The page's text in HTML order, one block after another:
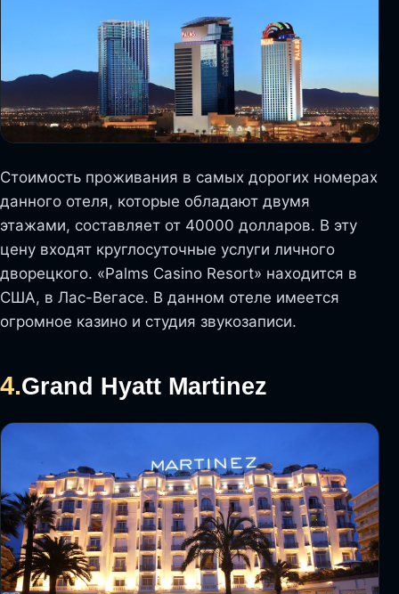
Стоимость проживания в самых дорогих номерах
данного отеля, которые обладают двумя
этажами, составляет от 40000 долларов. В эту
цену входят круглосуточные услуги личного
дворецкого. «Palms Casino Resort» находится в
США, в Лас-Вегасе. В данном отеле имеется
огромное казино и студия звукозаписи.
4.Grand Hyatt Martinez